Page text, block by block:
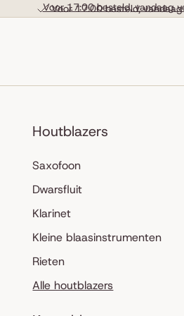
Voor 17:00 besteld,
Voor 17:00 besteld, vandaag
Houtblazers
Saxofoon
Dwarsfluit
Klarinet
Kleine blaasinstrumenten
Rieten
Alle houtblazers